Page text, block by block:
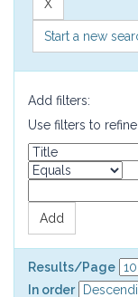
Start a new
Add filters:
Use filters to
Results/Page
In order